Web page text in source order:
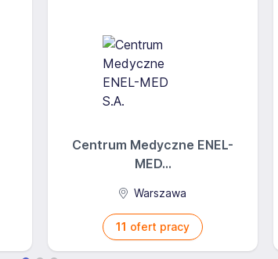
Centrum Medyczne ENEL-
MED...
Warszawa
11 ofert pracy